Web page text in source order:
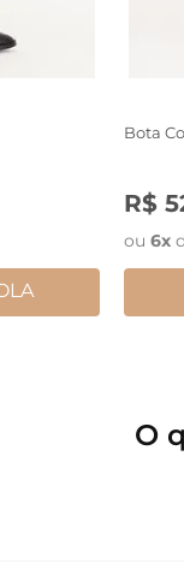
Bota
R$
ou 6x
35
O